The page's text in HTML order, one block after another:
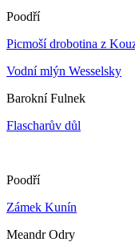
Poodří
Picmoší drobotina z
Vodní mlýn Wesselsky
Barokní Fulnek
Flascharův důl
Poodří
Zámek Kunín
Meandr Odry